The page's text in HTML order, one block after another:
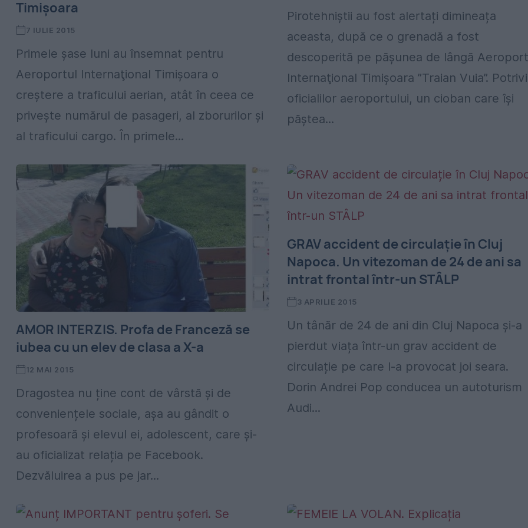
Timișoara
7 IULIE 2015
Primele şase luni au însemnat pentru
Aeroportul Internaţional Timişoara o
creştere a traficului aerian, atât în ceea ce
priveşte numărul de pasageri, al zborurilor şi
al traficului cargo. În primele...
Pirotehniștii au fost alertați dimineața
aceasta, după ce o grenadă a fost
descoperită pe păşunea de lângă
Internaţional Timişoara ”Traian Vuia”.
oficialilor aeroportului, un cioban care îşi
păştea...
AMOR INTERZIS. Profa de Franceză se
iubea cu un elev de clasa a X-a
12 MAI 2015
Dragostea nu ține cont de vârstă și de
conveniențele sociale, așa au gândit o
profesoară și elevul ei, adolescent, care și-
au oficializat relația pe Facebook.
Dezvăluirea a pus pe jar...
GRAV accident de circulație în Cluj
Napoca. Un vitezoman de 24 de ani sa
intrat frontal într-un STÂLP
3 APRILIE 2015
Un tânăr de 24 de ani din Cluj Napoca și-a
pierdut viața într-un grav accident de
circulație pe care l-a provocat joi seara.
Dorin Andrei Pop conducea un autoturism
Audi...